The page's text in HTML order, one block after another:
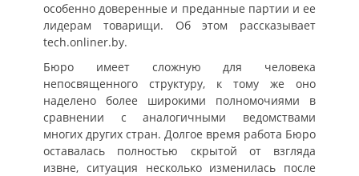
особенно доверенные и преданные партии и ее
лидерам товарищи. Об этом рассказывает
tech.onliner.by.
Бюро имеет сложную для человека
непосвященного структуру, к тому же оно
наделено более широкими полномочиями в
сравнении с аналогичными ведомствами
многих других стран. Долгое время работа Бюро
оставалась полностью скрытой от взгляда
извне, ситуация несколько изменилась после